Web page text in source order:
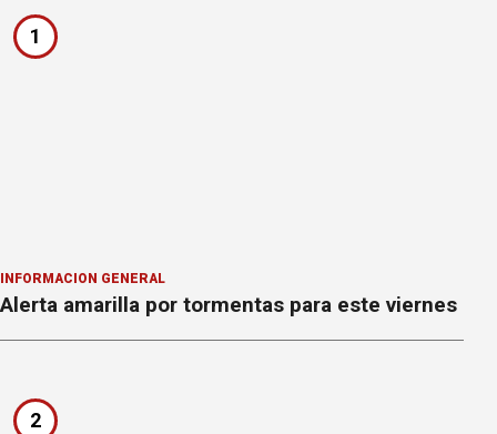
1
INFORMACION GENERAL
Alerta amarilla por tormentas para este viernes
2